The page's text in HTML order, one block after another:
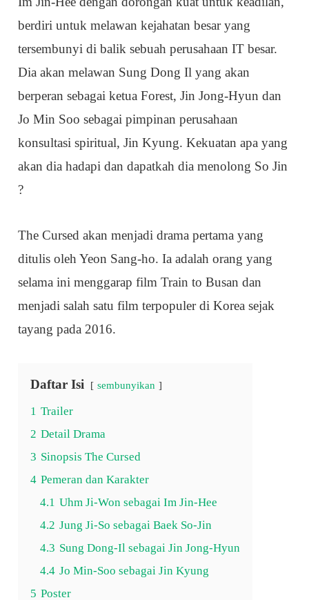
berdiri untuk melawan kejahatan besar yang
tersembunyi di balik sebuah perusahaan IT besar.
Dia akan melawan Sung Dong Il yang akan
berperan sebagai ketua Forest, Jin Jong-Hyun dan
Jo Min Soo sebagai pimpinan perusahaan
konsultasi spiritual, Jin Kyung. Kekuatan apa yang
akan dia hadapi dan dapatkah dia menolong So Jin
?
The Cursed akan menjadi drama pertama yang
ditulis oleh Yeon Sang-ho. Ia adalah orang yang
selama ini menggarap film Train to Busan dan
menjadi salah satu film terpopuler di Korea sejak
tayang pada 2016.
Daftar Isi sembunyikan
1 Trailer
2 Detail Drama
3 Sinopsis The Cursed
4 Pemeran dan Karakter
4.1 Uhm Ji-Won sebagai Im Jin-Hee
4.2 Jung Ji-So sebagai Baek So-Jin
4.3 Sung Dong-Il sebagai Jin Jong-Hyun
4.4 Jo Min-Soo sebagai Jin Kyung
5 Poster